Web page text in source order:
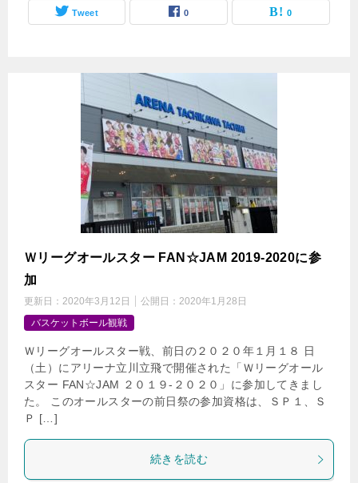
Tweet 0 0
Ｗリーグオールスター FAN☆JAM 2019-2020に参
加
更新日： 2020年3月12日 公開日： 2020年1月28日
バスケットボール観戦
Ｗリーグオールスター戦、前日の２０２０年１月１８ 日
（土）にアリーナ立川立飛で開催された「Ｗリーグオール
スター FAN☆JAM ２０１９-２０２０」に参加してきまし
た。 このオールスターの前日祭の参加資格は、ＳＰ１、Ｓ
Ｐ […]
続きを読む